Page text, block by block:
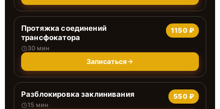
Протяжка соединений
трансфокатора
30 мин
1150 ₽
Записаться
Разблокировка заклинивания
15 мин
550 ₽